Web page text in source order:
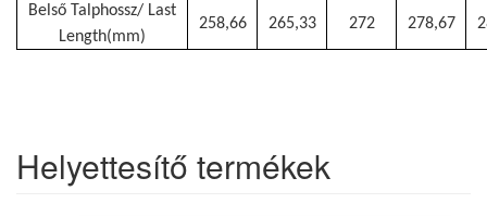
Belső Talphossz/ Last
Length(mm)
258,66 265,33 272 278,67
Helyettesítő termékek